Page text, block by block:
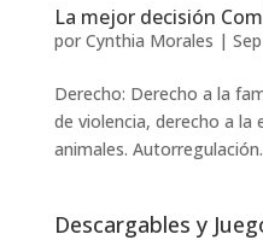
La mejor decisión
por Cynthia Morales |
Derecho: Derecho a la
de violencia, derecho a la
animales.
Descargables y